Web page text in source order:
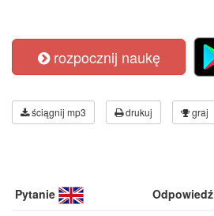
rozpocznij naukę
ściągnij mp3 drukuj graj
Pytanie Odpowiedź